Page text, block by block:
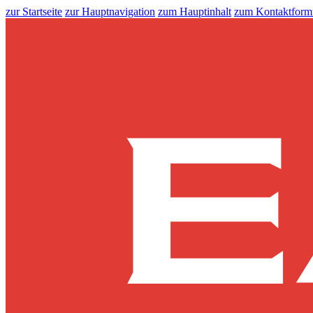
zur Startseite zur Hauptnavigation zum Hauptinhalt zum